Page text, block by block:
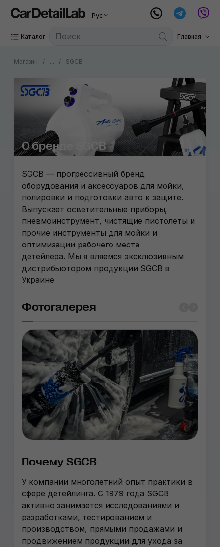
Рус
Каталог Главная
Магазин ... SGCB
О бренде SGCB
SGCB — прогрессивный бренд
оборудования и аксессуаров для мойки,
полировки и подготовки авто к защите.
Выпускает осветительные приборы,
пневмоинструмент, чистящие пистолеты и
прочие инструменты для мойки и
оптимизации рабочего места
детейлера. Мы я вляемся эксклюзивным
дистрибьютором продукции SGCB в
Украине.
Фотогалерея
Почему SGCB
У компании многолетний опыт практики в
сфере детейлинга. С 1979 года SGCB
активно занимается исследованиями и
разработками, тестированием и
производством, прямыми продажами и
продвижением продукции для ухода за